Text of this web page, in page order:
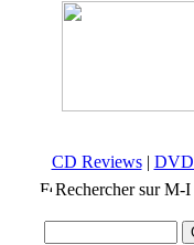
CD Reviews| DVD
Rechercher sur M-I